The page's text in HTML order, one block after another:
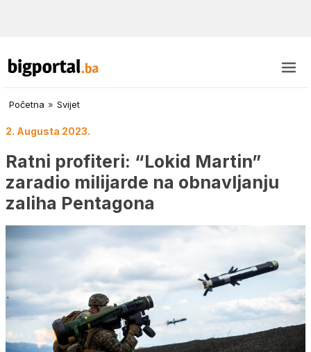
Početna » Svijet
2. Augusta 2023.
Ratni profiteri: “Lokid Martin”
zaradio milijarde na obnavljanju
zaliha Pentagona